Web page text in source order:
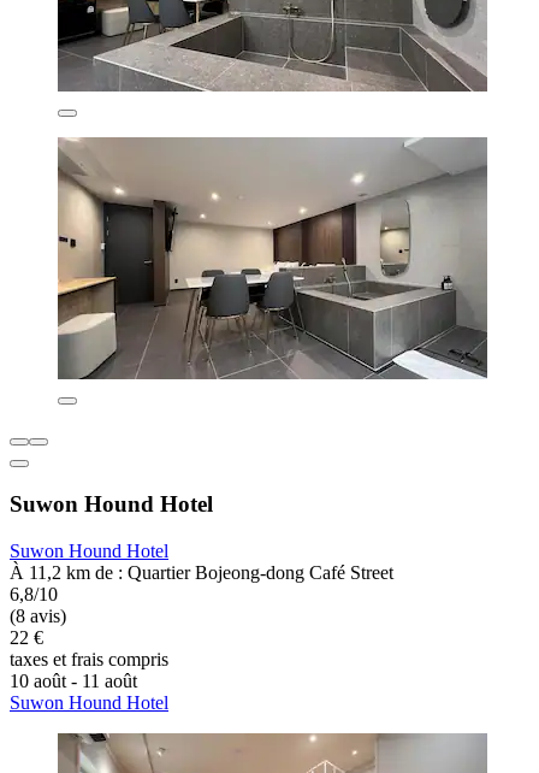
Suwon Hound Hotel
Suwon Hound Hotel
À 11,2 km de : Quartier Bojeong-dong Café Street
6,8/10
(8 avis)
22 €
taxes et frais compris
10 août - 11 août
Suwon Hound Hotel